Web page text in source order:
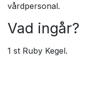
vårdpersonal.
Vad ingår?
1 st Ruby Kegel.